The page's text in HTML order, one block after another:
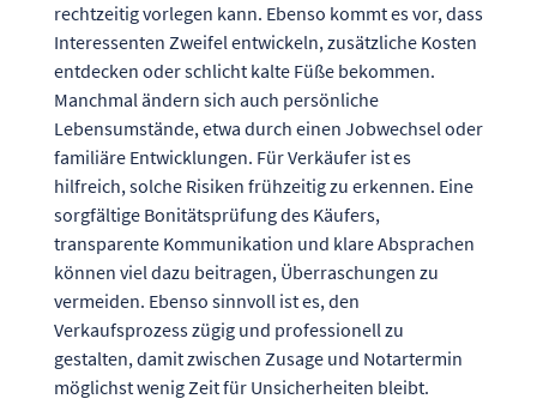
rechtzeitig vorlegen kann. Ebenso kommt es vor, dass
Interessenten Zweifel entwickeln, zusätzliche Kosten
entdecken oder schlicht kalte Füße bekommen.
Manchmal ändern sich auch persönliche
Lebensumstände, etwa durch einen Jobwechsel oder
familiäre Entwicklungen. Für Verkäufer ist es
hilfreich, solche Risiken frühzeitig zu erkennen. Eine
sorgfältige Bonitätsprüfung des Käufers,
transparente Kommunikation und klare Absprachen
können viel dazu beitragen, Überraschungen zu
vermeiden. Ebenso sinnvoll ist es, den
Verkaufsprozess zügig und professionell zu
gestalten, damit zwischen Zusage und Notartermin
möglichst wenig Zeit für Unsicherheiten bleibt.